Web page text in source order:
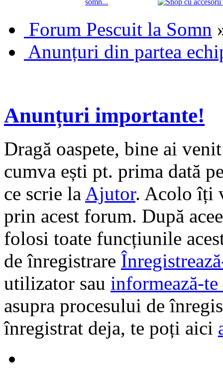
Forum Pescuit la Somn
Anunțuri din partea
Anunțuri importante!
Dragă oaspete, bine ai
cumva ești pt. prima dată
ce scrie la Ajutor. Acolo îți
prin acest forum. După
folosi toate funcțiunile
de înregistrare
utilizator sau informează-
asupra procesului de
înregistrat deja, te poți aici